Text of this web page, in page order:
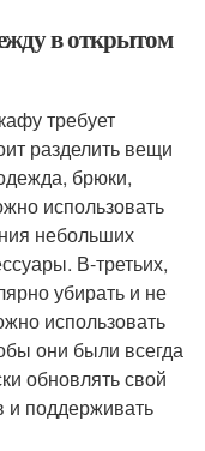
в открытом
требует
разделить вещи
брюки,
использовать
небольших
В-третьих,
убирать и не
использовать
они были всегда
обновлять свой
и поддерживать